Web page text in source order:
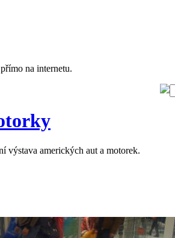
na internetu.
výstava amerických aut a motorek.